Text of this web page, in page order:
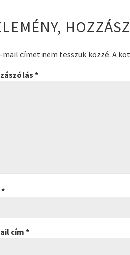
mail címet nem tesszük közzé. A
*
*
cím *